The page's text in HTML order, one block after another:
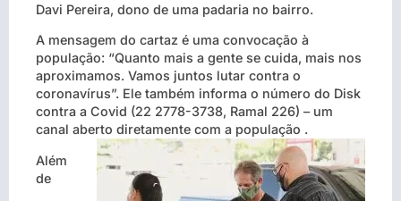
Davi Pereira, dono de uma padaria no bairro.
A mensagem do cartaz é uma convocação à
população: “Quanto mais a gente se cuida, mais nos
aproximamos. Vamos juntos lutar contra o
coronavírus”. Ele também informa o número do Disk
contra a Covid (22 2778-3738, Ramal 226) – um
canal aberto diretamente com a população .
Além
de